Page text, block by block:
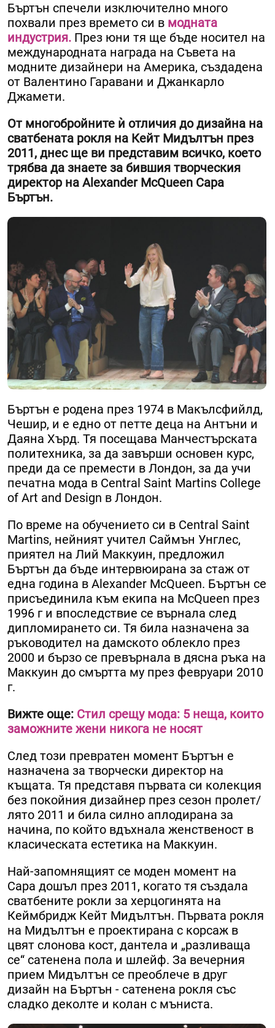
Бъртън спечели изключително много
похвали през времето си в модната
индустрия. През юни тя ще бъде носител на
международната награда на Съвета на
модните дизайнери на Америка, създадена
от Валентино Гаравани и Джанкарло
Джамети.
От многобройните ѝ отличия до дизайна на
сватбената рокля на Кейт Мидълтън през
2011, днес ще ви представим всичко, което
трябва да знаете за бившия творческия
директор на Alexander McQueen Сара
Бъртън.
Бъртън е родена през 1974 в Макълсфийлд,
Чешир, и е едно от петте деца на Антъни и
Даяна Хърд. Тя посещава Манчестърската
политехника, за да завърши основен курс,
преди да се премести в Лондон, за да учи
печатна мода в Central Saint Martins College
of Art and Design в Лондон.
По време на обучението си в Central Saint
Martins, нейният учител Саймън Унглес,
приятел на Лий Маккуин, предложил
Бъртън да бъде интервюирана за стаж от
една година в Alexander McQueen. Бъртън се
присъединила към екипа на McQueen през
1996 г и впоследствие се върнала след
дипломирането си. Тя била назначена за
ръководител на дамското облекло през
2000 и бързо се превърнала в дясна ръка на
Маккуин до смъртта му през февруари 2010
г.
Вижте още: Стил срещу мода: 5 неща, които
заможните жени никога не носят
След този превратен момент Бъртън е
назначена за творчески директор на
къщата. Тя представя първата си колекция
без покойния дизайнер през сезон пролет/
лято 2011 и била силно аплодирана за
начина, по който вдъхнала женственост в
класическата естетика на Маккуин.
Най-запомнящият се моден момент на
Сара дошъл през 2011, когато тя създала
сватбените рокли за херцогинята на
Кеймбридж Кейт Мидълтън. Първата рокля
на Мидълтън е проектирана с корсаж в
цвят слонова кост, дантела и „разливаща
се“ сатенена пола и шлейф. За вечерния
прием Мидълтън се преоблече в друг
дизайн на Бъртън - сатенена рокля със
сладко деколте и колан с мъниста.